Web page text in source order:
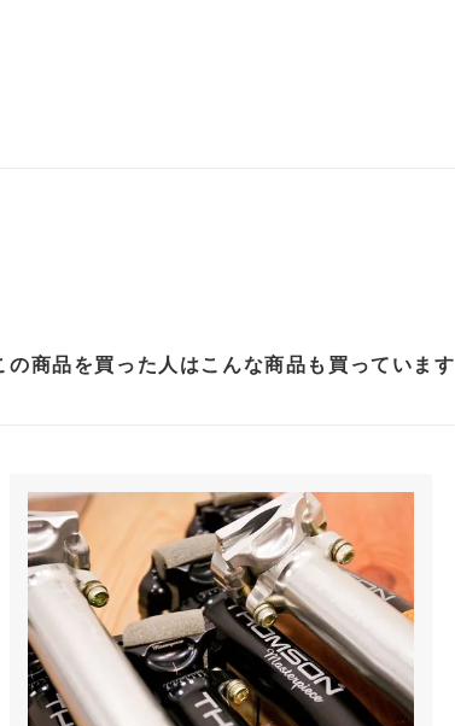
の商品を買った人はこんな商品も買っています